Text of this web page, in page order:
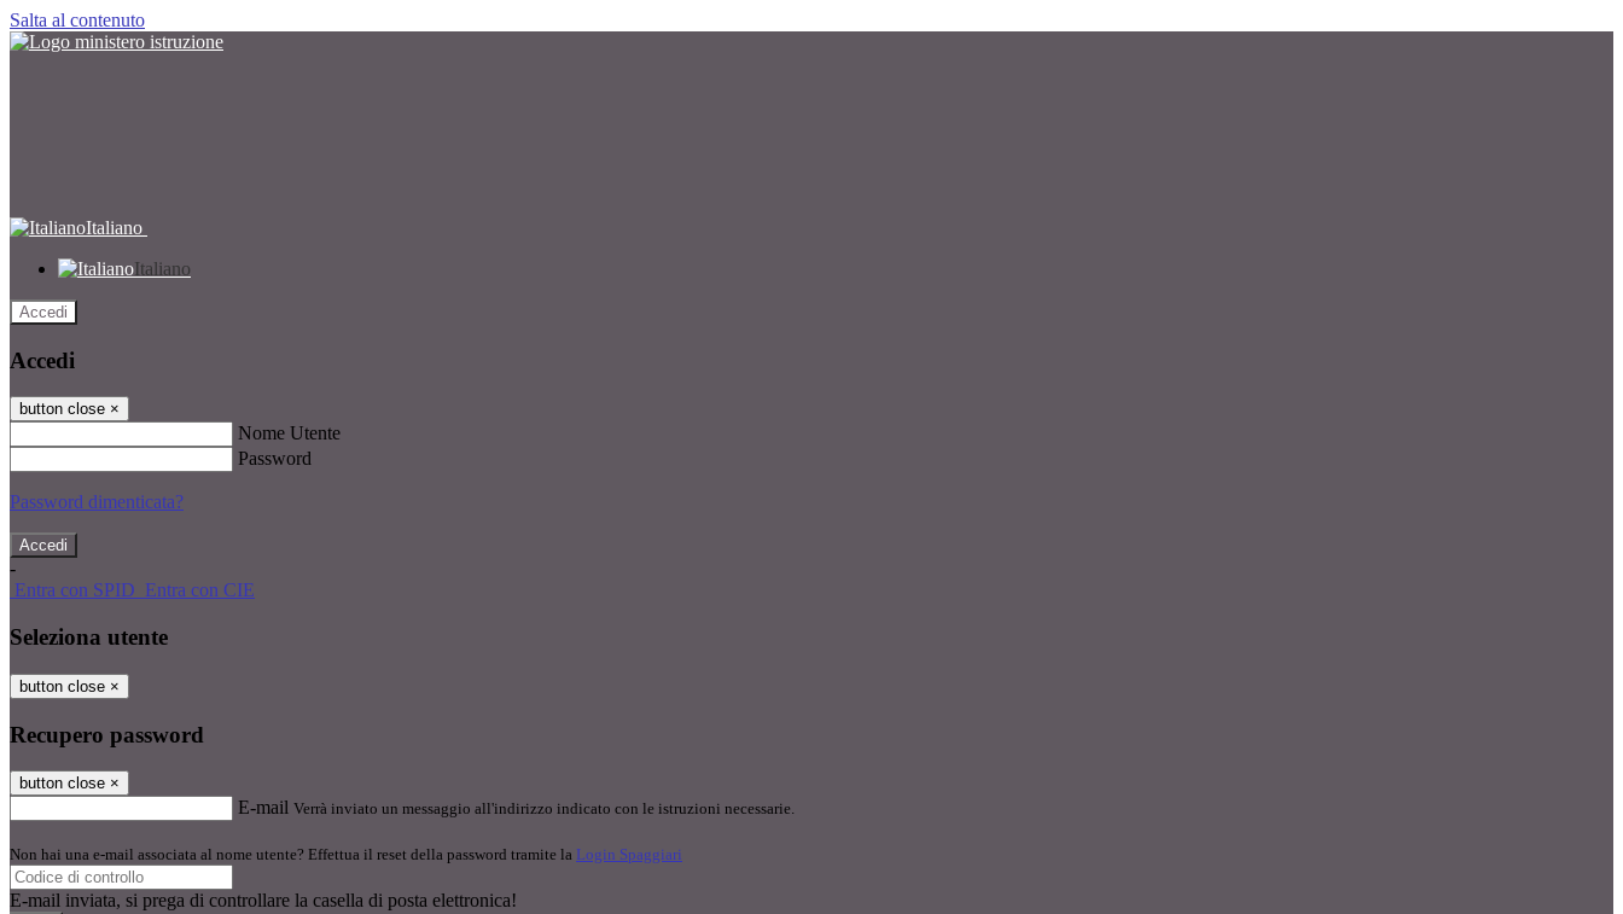
Salta al contenuto
Italiano
Italiano
Accedi
Accedi
button close ×
Nome Utente
Password
Password dimenticata?
-
Entra con SPID Entra con CIE
Seleziona utente
button close ×
Recupero password
button close ×
E-mail Verrà inviato un messaggio all'indirizzo indicato con le istruzioni necessarie.
Non hai una e-mail associata al nome utente? Effettua il reset della password tramite la Login Spaggiari
E-mail inviata, si prega di controllare la casella di posta elettronica!